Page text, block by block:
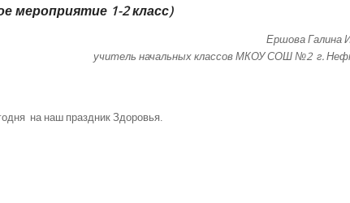
мероприятие 1-2 класс)
Ершова Галина
начальных классов МКОУ СОШ №2 г.
на наш праздник Здоровья.